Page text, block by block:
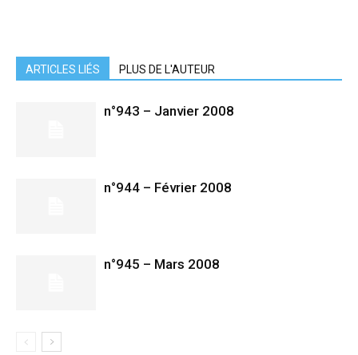
ARTICLES LIÉS PLUS DE L'AUTEUR
n°943 – Janvier 2008
n°944 – Février 2008
n°945 – Mars 2008